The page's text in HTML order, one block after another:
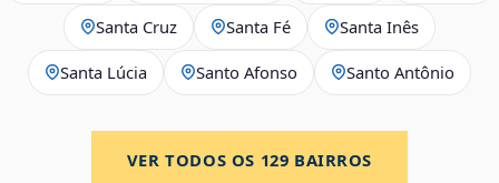
Santa Cruz Santa Fé Santa Inês
Santa Lúcia Santo Afonso Santo Antônio
VER TODOS OS 129 BAIRROS